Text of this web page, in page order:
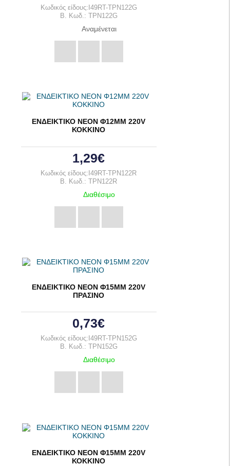
Κωδικός είδους:I49RT-TPN122G
B. Κωδ.: TPN122G
Αναμένεται
ΕΝΔΕΙΚΤΙΚΟ ΝΕΟΝ Φ12ΜΜ 220V
ΚΟΚΚΙΝΟ
1,29€
Κωδικός είδους:I49RT-TPN122R
B. Κωδ.: TPN122R
Διαθέσιμο
ΕΝΔΕΙΚΤΙΚΟ ΝΕΟΝ Φ15ΜΜ 220V
ΠΡΑΣΙΝΟ
0,73€
Κωδικός είδους:I49RT-TPN152G
B. Κωδ.: TPN152G
Διαθέσιμο
ΕΝΔΕΙΚΤΙΚΟ ΝΕΟΝ Φ15ΜΜ 220V
ΚΟΚΚΙΝΟ